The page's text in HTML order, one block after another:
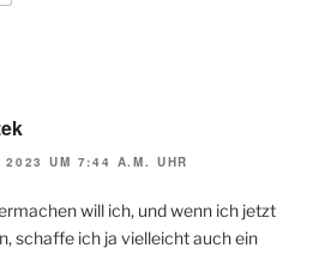
2023 UM 7:44 A.M. UHR
will ich, und wenn ich jetzt
schaffe ich ja vielleicht auch ein